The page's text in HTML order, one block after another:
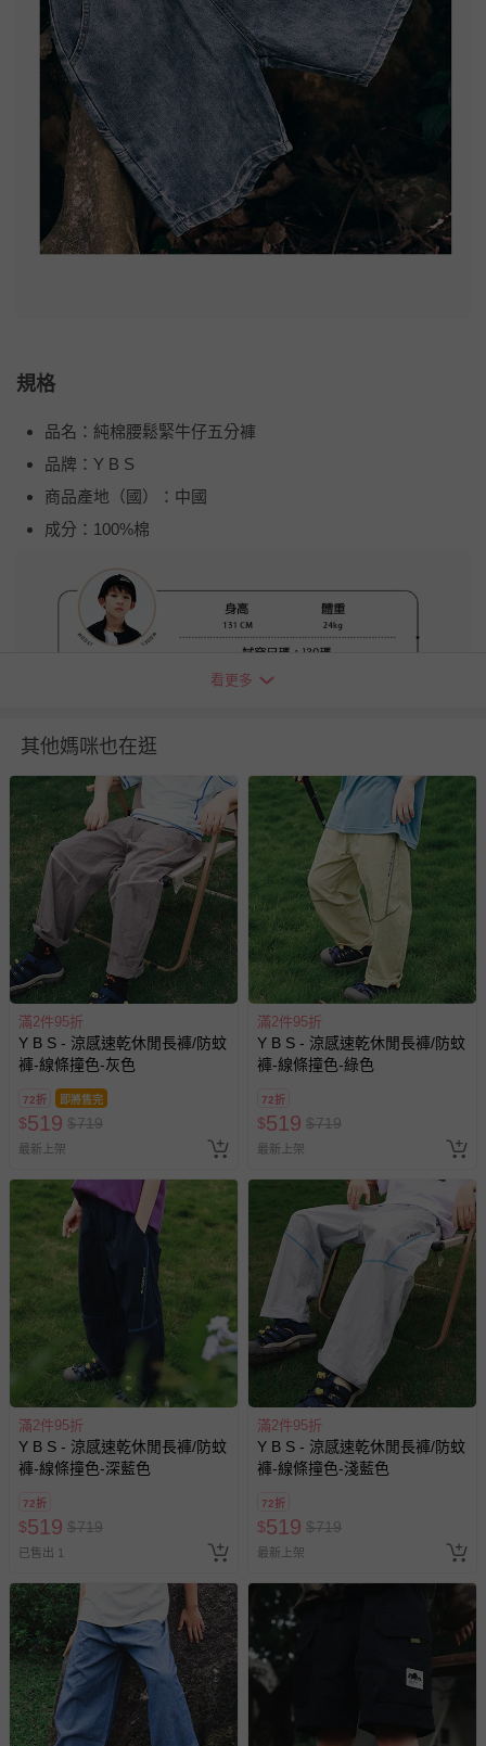
規格
品名：純棉腰鬆緊牛仔五分褲
品牌：Y B S
商品產地（國）：中國
成分：100%棉
＊本商品銷往多個國家，因應日本市場，宣傳素材為日文呈
現，敬請理解。如對此有所介意，建議謹慎下單。
退換貨須知
您所購買的商品享有7天的鑑賞期／猶豫期權益，但此期間
並非試用期，您所退回的商品必須是未經使用的全新狀態，
包含完整包裝、配件、說明文件及贈品等。
如需退換貨，請於收到商品7天（含例假日內提出），如為
瑕疵退換貨所產生的運費，將由媽咪愛負責處理，若非瑕疵
退貨，您可至『查詢訂單』>『已出貨』中查詢該筆訂單，
並點選『我要退貨』即可進行申請。若有相關退貨問題，請
至媽咪愛LINE@客服ID: @mamilove
我們將依序為您處理
與服務，謝謝。
針對滿件折/滿額贈…等活動，如因部份退貨，而該訂單保
留商品未達活動門檻，將以原價計算，活動贈品亦需一併退
回。
部分商品依據消費者保護法的規定，不適用七天鑑賞期/猶
豫期範圍：
易於腐敗、保存期限較短或解約時即將逾期（例如生鮮
商品、食品等）。
報紙、期刊或雜誌（惟書籍如經拆封、使用，則酌收整
等）。
非以有形媒介提供之數位內容或一經提供即為完成之線
上服務，經消費者事先同意始提供（例如線上課程、遊
戲或活動點數等）。
已拆封之以下類型商品：
-個人衛生用品（例如尿布、貼身衣物、泳裝、襪子、地
看更多
其他媽咪也在逛
滿2件95折
Y B S - 涼感速乾休閒長褲/防蚊
褲-線條撞色-灰色
72折 即將售完
$519 $719
最新上架
滿2件95折
Y B S - 涼感速乾休閒長褲/防蚊
褲-線條撞色-綠色
72折
$519 $719
最新上架
滿2件95折
Y B S - 涼感速乾休閒長褲/防蚊
褲-線條撞色-深藍色
72折
$519 $719
已售出 1
滿2件95折
Y B S - 涼感速乾休閒長褲/防蚊
褲-線條撞色-淺藍色
72折
$519 $719
最新上架